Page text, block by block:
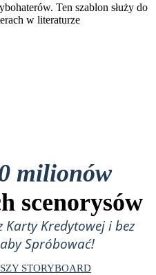
Ten szablon służy do
w literaturze
milionów
scenorysów
Karty Kredytowej i bez
Spróbować!
STORYBOARD